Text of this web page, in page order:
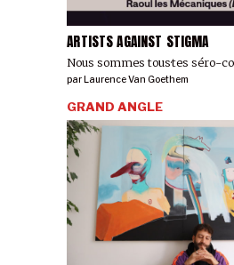
ARTISTS AGAINST STIGMA
Nous sommes tous·tes séro-
par Laurence Van Goethem
GRAND ANGLE